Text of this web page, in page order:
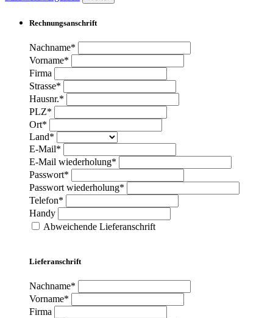
Rechnungsanschrift
Nachname*
Vorname*
Firma
Strasse*
Hausnr.*
PLZ*
Ort*
Land*
E-Mail*
E-Mail wiederholung*
Passwort*
Passwort wiederholung*
Telefon*
Handy
Abweichende Lieferanschrift
Lieferanschrift
Nachname*
Vorname*
Firma